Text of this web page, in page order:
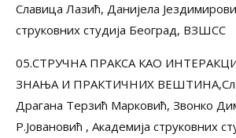
Славица Лазић, Данијела
струковних студија Београд, ВЗШСС
05.СТРУЧНА ПРАКСА КАО
ЗНАЊА И ПРАКТИЧНИХ
Драгана Терзић Марковић, Звонко
Р.Јовановић , Академија струковних